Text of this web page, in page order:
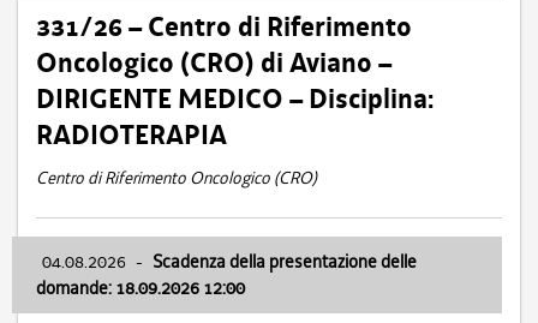
331/26 – Centro di Riferimento
Oncologico (CRO) di Aviano –
DIRIGENTE MEDICO – Disciplina:
RADIOTERAPIA
Centro di Riferimento Oncologico (CRO)
04.08.2026 - Scadenza della presentazione delle
domande: 18.09.2026 12:00